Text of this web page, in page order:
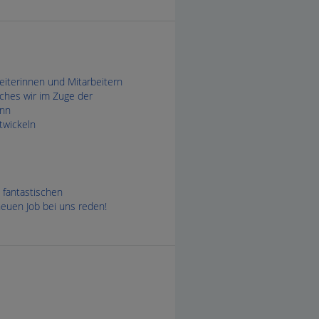
und Mitarbeitern
wir im Zuge der
Job bei uns reden!